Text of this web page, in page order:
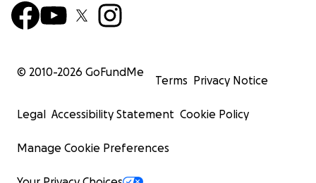
© 2010-2026 GoFundMe
Terms Privacy Notice
Legal Accessibility Statement Cookie Policy
Manage Cookie Preferences